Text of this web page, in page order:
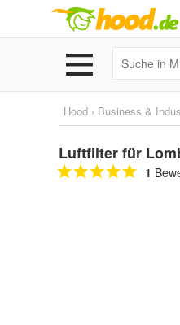
Hood › Business &
Luftfilter für
1